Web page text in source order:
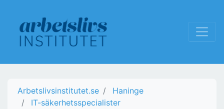
Arbetslivsinstitutet.se
Haninge
IT-säkerhetsspecialister